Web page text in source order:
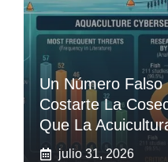
Un Número Falso
Costarte La
Que La
julio 31, 2026